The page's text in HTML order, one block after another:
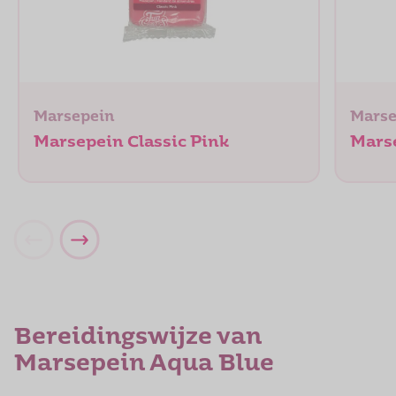
Marsepein
Marsepein Classic Pink
Bereidingswijze van
Marsepein Aqua Blue